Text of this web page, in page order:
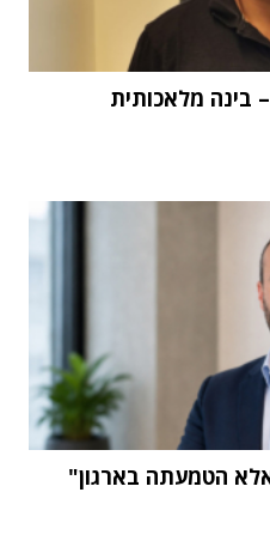
"העתיד הוא Physical AI – בינה מלאכותית